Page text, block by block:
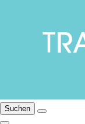
Suchen